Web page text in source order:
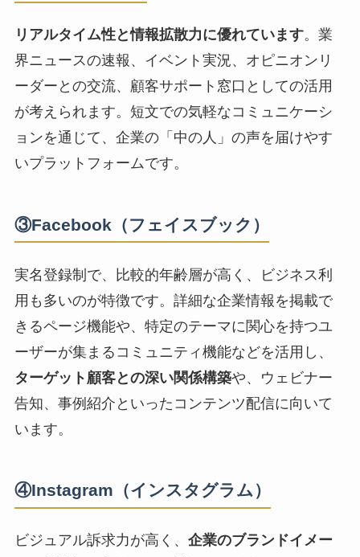
リアルタイム性と情報拡散力に優れています。業
界ニュースの速報、イベント実況、オピニオンリ
ーダーとの交流、顧客サポート窓口としての活用
が考えられます。短文での気軽なコミュニケーシ
ョンを通じて、企業の「中の人」の声を届けやす
いプラットフォームです。
③Facebook（フェイスブック）
実名登録制で、比較的年齢層が高く、ビジネス利
用も多いのが特徴です。詳細な企業情報を掲載で
きるページ機能や、特定のテーマに関心を持つユ
ーザーが集まるコミュニティ機能などを活用し、
ターゲット顧客との深い関係構築や、ウェビナー
告知、事例紹介といったコンテンツ配信に向いて
います。
④Instagram（インスタグラム）
ビジュアル訴求力が高く、 企業のブランドイメー